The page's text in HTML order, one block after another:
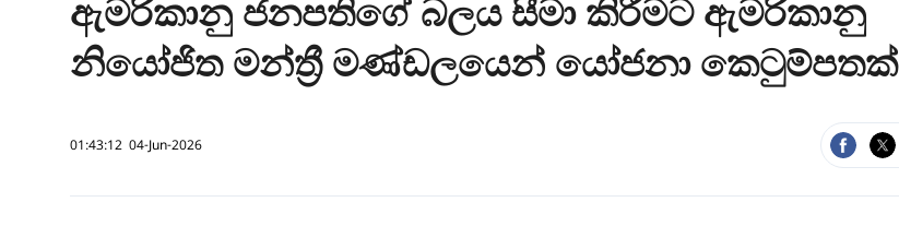
ඇමරිකානු ජනපතිගේ බලය සීමා කිරීමට ඇමරිකානු
නියෝජිත මන්ත්‍රී මණ්ඩලයෙන් යෝජනා කෙටුම්පතක්
01:43:12 04-Jun-2026